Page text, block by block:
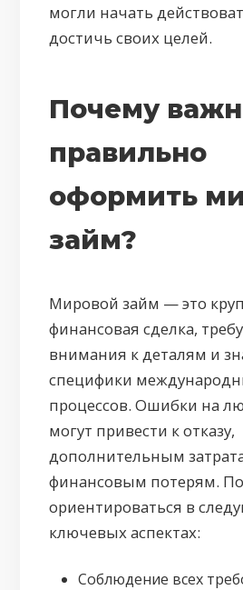
могли начать
достичь своих целей.
Почему
правильно
оформить
займ?
Мировой займ — это
финансовая сделка,
внимания к деталям и
специфики
процессов. Ошибки на
могут привести к отказу,
дополнительным
финансовым потерям.
ориентироваться в
ключевых аспектах:
Соблюдение всех